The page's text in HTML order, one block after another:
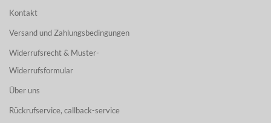
Kontakt
Versand und Zahlungsbedingungen
Widerrufsrecht & Muster-
Widerrufsformular
Über uns
Rückrufservice, callback-service